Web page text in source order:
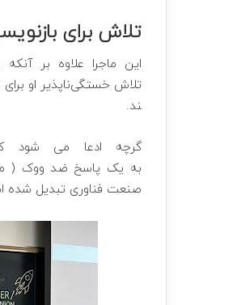
تلاش برای
این ماجرا علاوه بر
تلاش خستگی‌ناپذیر او
ند.
گرچه ادعا می شود
به یک پاسخ ضد ووک (
صنعت فناوری تبدیل شده